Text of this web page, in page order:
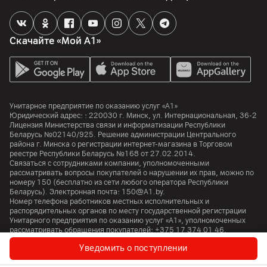
Уведомить о поступлении
Поддержка карт памяти
да
LPDDR4X + eMMC 5.1
Процессор
UNISOC T7250
Количество ядер
8
Частота процессора
1800МГц
Графический ускоритель
Mali-G57
Техпроцесс 12 нм
Скачайте «Мой А1»
Унитарное предприятие по оказанию услуг «А1»
Юридический адрес: : 220030 г. Минск, ул. Интернациональная, 36-2
Лицензия Министерства связи и информатизации Республики
Беларусь №02140/925. Решение администрации Центрального
района г. Минска о регистрации интернет-магазина в Торговом
реестре Республики Беларусь №168 от 27.02.2014.
Связаться с сотрудниками компании, уполномоченными
рассматривать вопросы покупателей о нарушении их прав, можно по
номеру 150 (бесплатно из сети любого оператора Республики
Беларусь). Электронная почта: 150@A1.by.
Номер телефона работников местных исполнительных и
распорядительных органов по месту государственной регистрации
Унитарного предприятия по оказанию услуг «А1», уполномоченных
рассматривать обращения покупателей: +375 17 374 01 46.
© 2026 Унитарное предприятие «А1». Все права защищены.